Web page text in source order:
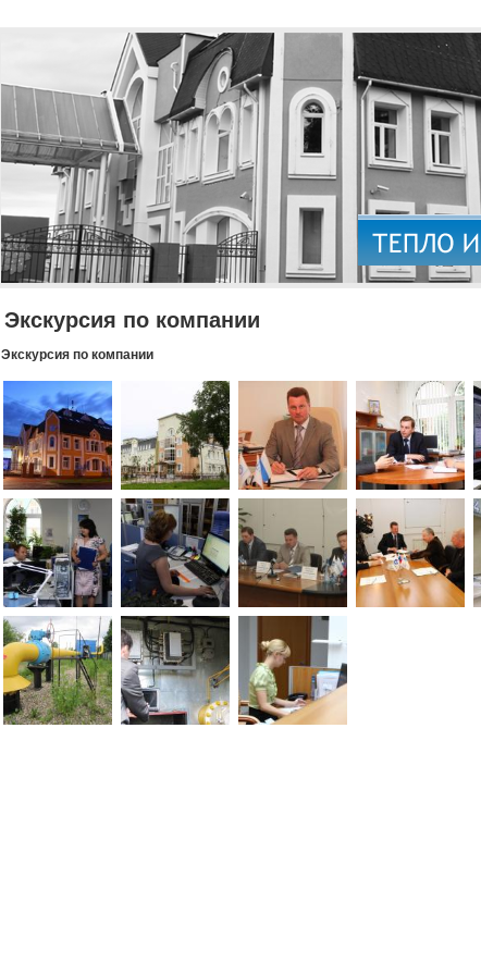
Экскурсия по компании
Экскурсия по компании